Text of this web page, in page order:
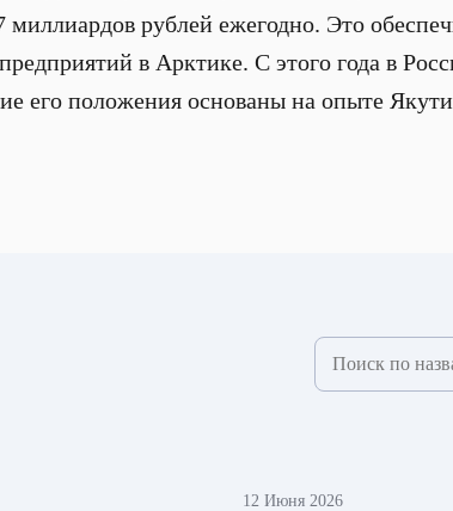
миллиардов рублей ежегодно. Это
в Арктике. С этого года в
его положения основаны на опыте
12 Июня 2026